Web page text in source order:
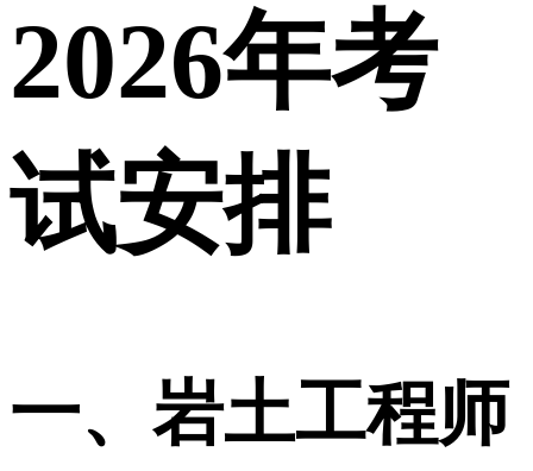
2026年考
试安排
一、岩土工程师